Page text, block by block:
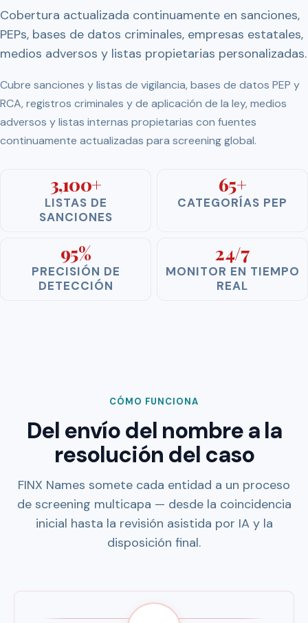
Cobertura actualizada continuamente en sanciones,
PEPs, bases de datos criminales, empresas estatales,
medios adversos y listas propietarias personalizadas.
Cubre sanciones y listas de vigilancia, bases de datos PEP y
RCA, registros criminales y de aplicación de la ley, medios
adversos y listas internas propietarias con fuentes
continuamente actualizadas para screening global.
3,100+
LISTAS DE
SANCIONES
65+
CATEGORÍAS PEP
95%
PRECISIÓN DE
DETECCIÓN
24/7
MONITOR EN TIEMPO
REAL
CÓMO FUNCIONA
Del envío del nombre a la
resolución del caso
FINX Names somete cada entidad a un proceso
de screening multicapa — desde la coincidencia
inicial hasta la revisión asistida por IA y la
disposición final.